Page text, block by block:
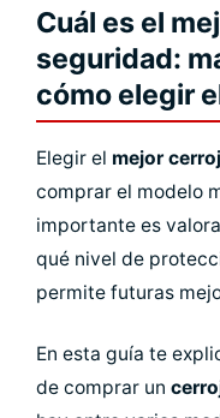
Cuál es el
seguridad:
cómo elegir
Elegir el mejor
comprar el modelo
importante es
qué nivel de
permite futuras
En esta guía te
de comprar un